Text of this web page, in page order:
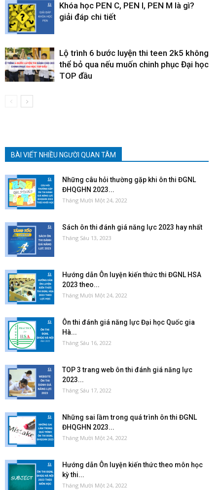
Khóa học PEN C, PEN I, PEN M là gì?
giải đáp chi tiết
Lộ trình 6 bước luyện thi teen 2k5 không
thể bỏ qua nếu muốn chinh phục Đại học
TOP đầu
BÀI VIẾT NHIỀU NGƯỜI QUAN TÂM
Những câu hỏi thường gặp khi ôn thi ĐGNL
ĐHQGHN 2023...
Tháng Mười Một 24, 2022
Sách ôn thi đánh giá năng lực 2023 hay nhất
Tháng Sáu 13, 2023
Hướng dẫn Ôn luyện kiến thức thi ĐGNL HSA
2023 theo...
Tháng Mười Một 24, 2022
Ôn thi đánh giá năng lực Đại học Quốc gia
Hà...
Tháng Sáu 16, 2022
TOP 3 trang web ôn thi đánh giá năng lực
2023...
Tháng Sáu 17, 2022
Những sai lầm trong quá trình ôn thi ĐGNL
ĐHQGHN 2023...
Tháng Mười Một 24, 2022
Hướng dẫn Ôn luyện kiến thức theo môn học
kỳ thi...
Tháng Mười Một 24, 2022